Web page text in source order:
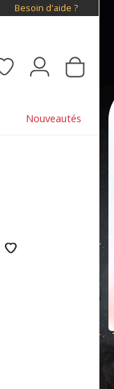
Besoin d'aide ?
Nouveautés